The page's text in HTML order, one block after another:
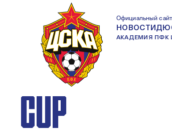
Официальный сайт
НОВОСТИ
АКАДЕМИЯ ПФК
8-ЛЕТНИЕ
CUP